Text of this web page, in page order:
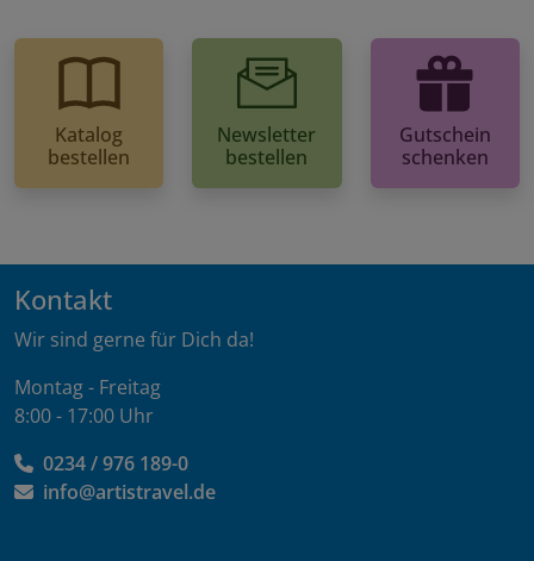
Katalog
bestellen
Newsletter
bestellen
Gutschein
schenken
Kontakt
Wir sind gerne für Dich da!
Montag - Freitag
8:00 - 17:00 Uhr
0234 / 976 189-0
info@artistravel.de